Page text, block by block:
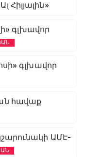
Հիլյալին»
գլխավոր
գլխավոր
հավաք
ԱՄԷ-